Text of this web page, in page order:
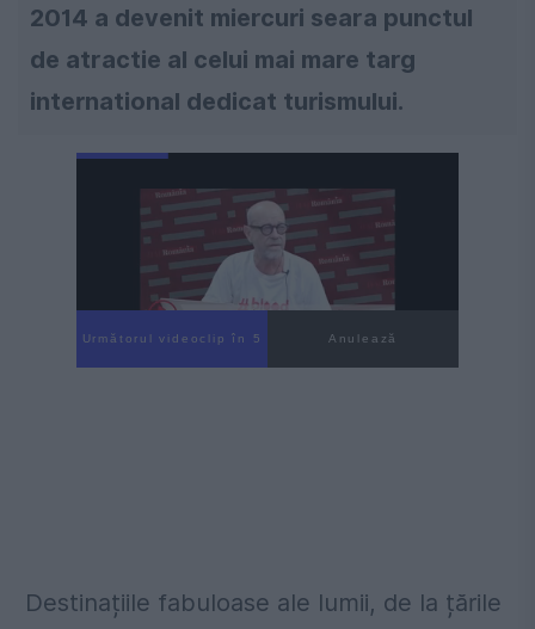
2014 a devenit miercuri seara punctul
de atractie al celui mai mare targ
international dedicat turismului.
Următorul videoclip în 4 Anulează
Destinațiile fabuloase ale lumii, de la țările